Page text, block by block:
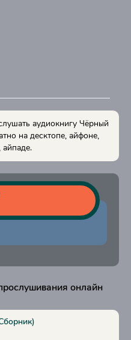
аудиокнигу Чёрный
на десктопе, айфоне,
онлайн